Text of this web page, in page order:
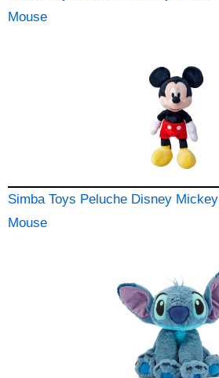
Mouse
Simba Toys Peluche Disney Mickey
Mouse